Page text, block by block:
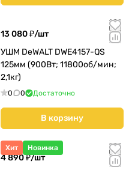
13 080 ₽/шт
УШМ DeWALT DWE4157-QS
125мм (900Вт; 11800об/мин;
2,1кг)
0 0 Достаточно
В корзину
Хит Новинка
4 890 ₽/шт